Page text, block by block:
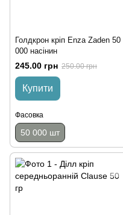
Голдкрон кріп Enza Zaden 50
000 насінин
245.00 грн 250.00 грн
Купити
Фасовка
50 000 шт